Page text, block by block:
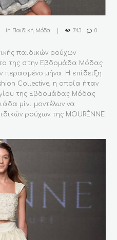
in Παιδική Μόδα 743
0
παιδικών ρούχων
της στην Εβδομάδα Μόδας
περασμένο μήνα. Η επίδειξη
Collective, η οποία ήταν
της Εβδομάδας Μόδας
μίνι μοντέλων να
ρούχων της MOURÈNNE